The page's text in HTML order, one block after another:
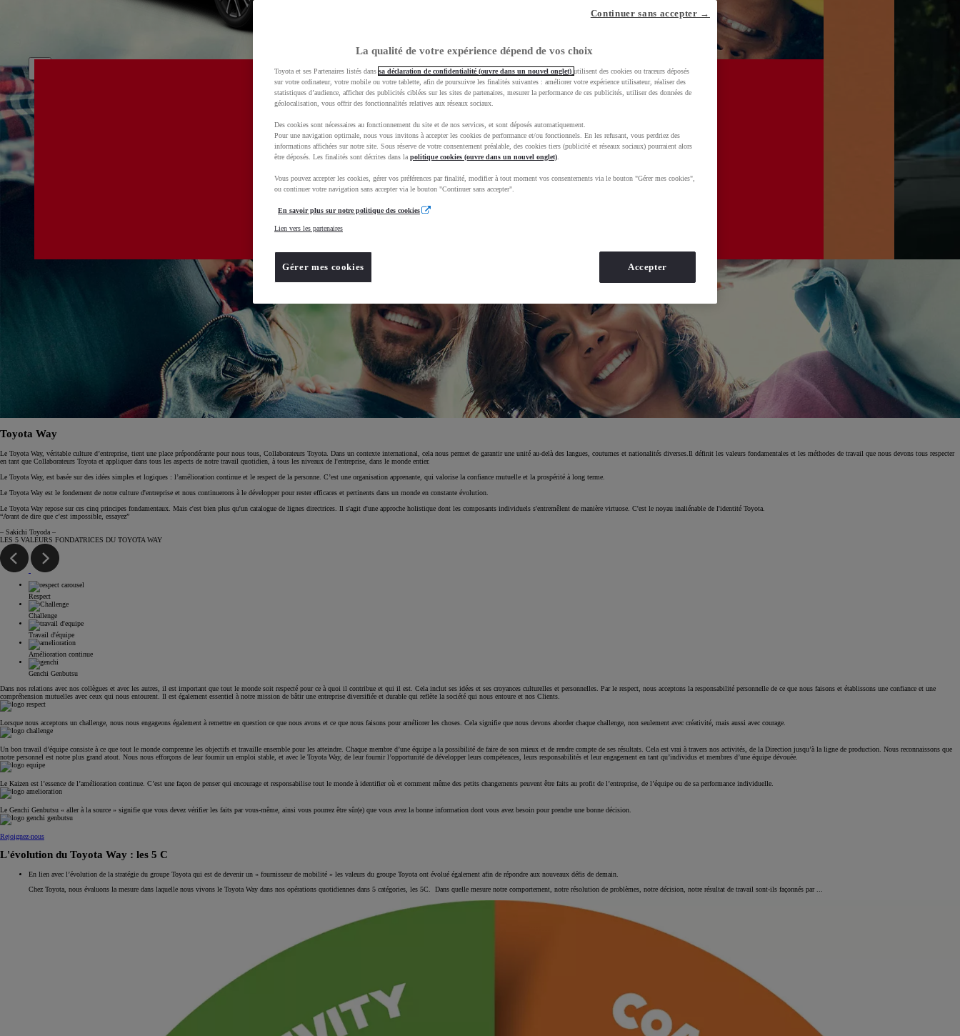
Toyota Way
Le Toyota Way, véritable culture d’entreprise, tient une place prépondérante pour nous tous, Collaborateurs Toyota. Dans un contexte international, cela nous permet de garantir une unité au-delà des langues, coutumes et nationalités diverses.Il définit les valeurs fondamentales et les méthodes de travail que nous devons tous respecter
en tant que Collaborateurs Toyota et appliquer dans tous les aspects de notre travail quotidien, à tous les niveaux de l'entreprise, dans le monde entier.
Le Toyota Way, est basée sur des idées simples et logiques : l’amélioration continue et le respect de la personne. C’est une organisation apprenante, qui valorise la confiance mutuelle et la prospérité à long terme.
Le Toyota Way est le fondement de notre culture d'entreprise et nous continuerons à le développer pour rester efficaces et pertinents dans un monde en constante évolution.
Le Toyota Way repose sur ces cinq principes fondamentaux. Mais c'est bien plus qu'un catalogue de lignes directrices. Il s'agit d'une approche holistique dont les composants individuels s'entremêlent de manière virtuose. C'est le noyau inaliénable de l'identité Toyota.
“Avant de dire que c’est impossible, essayez”
– Sakichi Toyoda –
LES 5 VALEURS FONDATRICES DU TOYOTA WAY
Respect
Challenge
Travail d'équipe
Amélioration continue
Genchi Genbutsu
Dans nos relations avec nos collègues et avec les autres, il est important que tout le monde soit respecté pour ce à quoi il contribue et qui il est. Cela inclut ses idées et ses croyances culturelles et personnelles. Par le respect, nous acceptons la responsabilité personnelle de ce que nous faisons et établissons une confiance et une
compréhension mutuelles avec ceux qui nous entourent. Il est également essentiel à notre mission de bâtir une entreprise diversifiée et durable qui reflète la société qui nous entoure et nos Clients.
Lorsque nous acceptons un challenge, nous nous engageons également à remettre en question ce que nous avons et ce que nous faisons pour améliorer les choses. Cela signifie que nous devons aborder chaque challenge, non seulement avec créativité, mais aussi avec courage.
Un bon travail d’équipe consiste à ce que tout le monde comprenne les objectifs et travaille ensemble pour les atteindre. Chaque membre d’une équipe a la possibilité de faire de son mieux et de rendre compte de ses résultats. Cela est vrai à travers nos activités, de la Direction jusqu’à la ligne de production. Nous reconnaissons que
notre personnel est notre plus grand atout. Nous nous efforçons de leur fournir un emploi stable, et avec le Toyota Way, de leur fournir l’opportunité de développer leurs compétences, leurs responsabilités et leur engagement en tant qu’individus et membres d’une équipe dévouée.
Le Kaizen est l’essence de l’amélioration continue. C’est une façon de penser qui encourage et responsabilise tout le monde à identifier où et comment même des petits changements peuvent être faits au profit de l’entreprise, de l’équipe ou de sa performance individuelle.
Le Genchi Genbutsu « aller à la source » signifie que vous devez vérifier les faits par vous-même, ainsi vous pourrez être sûr(e) que vous avez la bonne information dont vous avez besoin pour prendre une bonne décision.
Rejoignez-nous
L'évolution du Toyota Way : les 5 C
En lien avec l’évolution de la stratégie du groupe Toyota qui est de devenir un « fournisseur de mobilité » les valeurs du groupe Toyota ont évolué également afin de répondre aux nouveaux défis de demain.
Chez Toyota, nous évaluons la mesure dans laquelle nous vivons le Toyota Way dans nos opérations quotidiennes dans 5 catégories, les 5C. Dans quelle mesure notre comportement, notre résolution de problèmes, notre décision, notre résultat de travail sont-ils façonnés par ...
La qualité de votre expérience dépend de vos choix
Toyota et ses Partenaires listés dans sa déclaration de confidentialité (ouvre dans un nouvel onglet) utilisent des cookies ou traceurs déposés
sur votre ordinateur, votre mobile ou votre tablette, afin de poursuivre les finalités suivantes : améliorer votre expérience utilisateur, réaliser des
statistiques d’audience, afficher des publicités ciblées sur les sites de partenaires, mesurer la performance de ces publicités, utiliser des données de
géolocalisation, vous offrir des fonctionnalités relatives aux réseaux sociaux.
Des cookies sont nécessaires au fonctionnement du site et de nos services, et sont déposés automatiquement.
Pour une navigation optimale, nous vous invitons à accepter les cookies de performance et/ou fonctionnels. En les refusant, vous perdriez des
informations affichées sur notre site. Sous réserve de votre consentement préalable, des cookies tiers (publicité et réseaux sociaux) pourraient alors
être déposés. Les finalités sont décrites dans la politique cookies (ouvre dans un nouvel onglet)
Vous pouvez accepter les cookies, gérer vos préférences par finalité, modifier à tout moment vos consentements via le bouton "Gérer mes cookies",
ou continuer votre navigation sans accepter via le bouton "Continuer sans accepter".
En savoir plus sur notre politique des cookies
Lien vers les partenaires
Gérer mes cookies
Continuer sans accepter →
Accepter